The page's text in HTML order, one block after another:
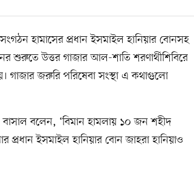
সংগঠন হামাসের প্রধান ইসমাইল হানিয়ার বোনসহ
শুরুতে উত্তর গাজার আল-শাতি শরণার্থীশিবিরে
গাজার জরুরি পরিষেবা সংস্থা এ কথাগুলো
বাসাল বলেন, ‘বিমান হামলায় ১০ জন শহীদ
প্রধান ইসমাইল হানিয়ার বোন জাহরা হানিয়াও